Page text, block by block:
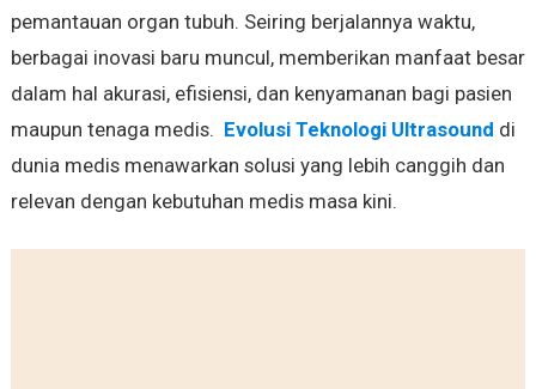
pemantauan organ tubuh. Seiring berjalannya waktu,
berbagai inovasi baru muncul, memberikan manfaat besar
dalam hal akurasi, efisiensi, dan kenyamanan bagi pasien
maupun tenaga medis. Evolusi Teknologi Ultrasound di
dunia medis menawarkan solusi yang lebih canggih dan
relevan dengan kebutuhan medis masa kini.